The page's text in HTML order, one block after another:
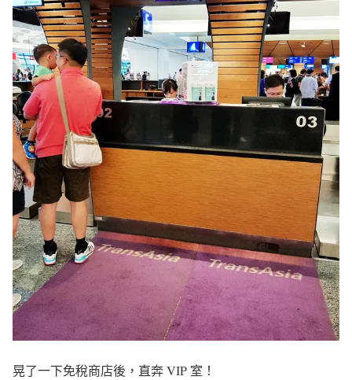
晃了一下免稅商店後，直奔 VIP 室！